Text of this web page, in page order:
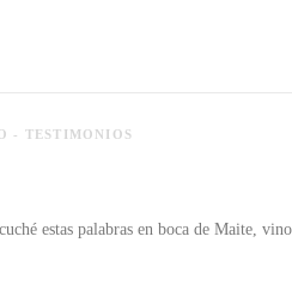
- TESTIMONIOS
estas palabras en boca de Maite,